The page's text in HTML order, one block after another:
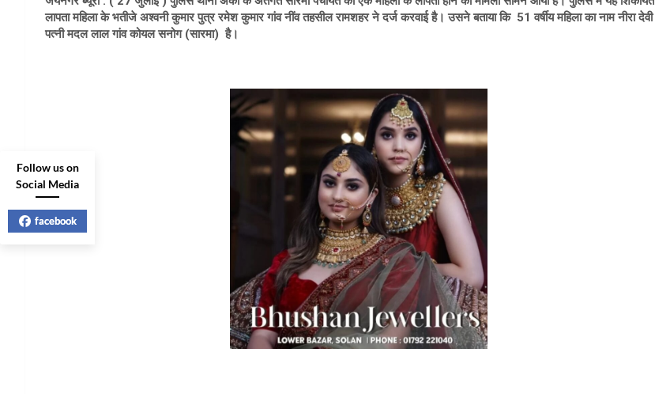
लापता महिला के भतीजे अश्वनी कुमार पुत्र रमेश कुमार गांव नींव तहसील रामशहर ने दर्ज करवाई है। उसने बताया कि 51 वर्षीय महिला का नाम नीरा देवी
पत्नी मदल लाल गांव कोयल सनोग (सारमा) है।
Follow us on
Social Media
facebook